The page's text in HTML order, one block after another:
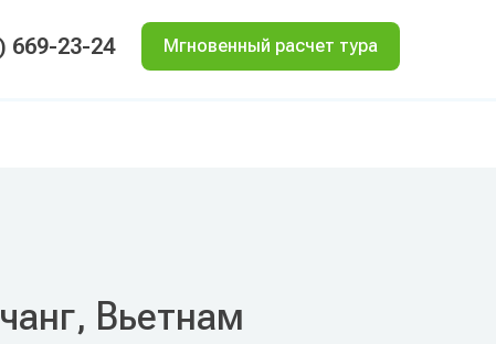
669-23-24 Мгновенный расчет тура
Вьетнам